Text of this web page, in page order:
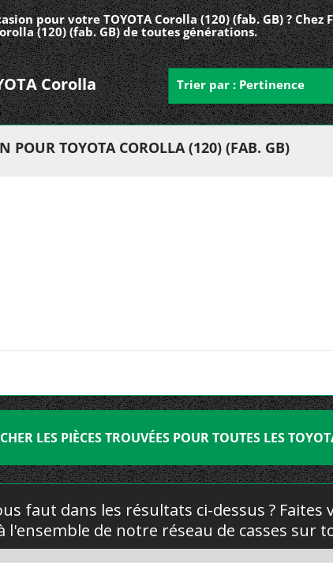
pour votre TOYOTA Corolla (120) (fab. GB) ? Chez
(120) (fab. GB) de toutes générations.
Corolla
Trier par : Pertinence
POUR TOYOTA COROLLA (120) (FAB. GB)
LES PIÈCES TROUVÉES POUR TOUTES LES
faut dans les résultats ci-dessus ? Faites
l'ensemble de notre réseau de casses sur